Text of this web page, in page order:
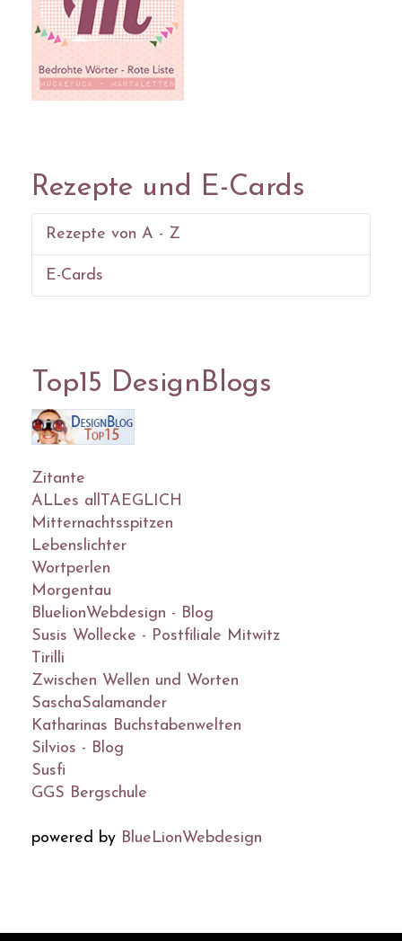
Rezepte und E-Cards
Rezepte von A - Z
E-Cards
Top15 DesignBlogs
Zitante
ALLes allTAEGLICH
Mitternachtsspitzen
Lebenslichter
Wortperlen
Morgentau
BluelionWebdesign - Blog
Susis Wollecke - Postfiliale Mitwitz
Tirilli
Zwischen Wellen und Worten
SaschaSalamander
Katharinas Buchstabenwelten
Silvios - Blog
Susfi
GGS Bergschule
powered by BlueLionWebdesign